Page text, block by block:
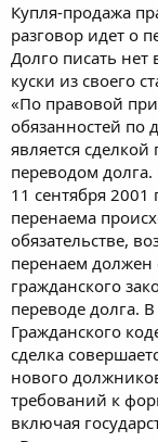
Купля-продажа
разговор идет о
Долго писать
куски из своего
«По правовой
обязанностей по
является
переводом
11 сентября 2001
перенаема
обязательстве,
перенаем должен
гражданского
переводе долга. В
Гражданского
сделка
нового
требований к
включая